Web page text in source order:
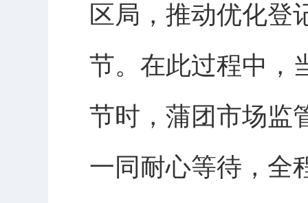
区局，推动优化登
节。在此过程中，
节时，蒲团市场监
一同耐心等待，全